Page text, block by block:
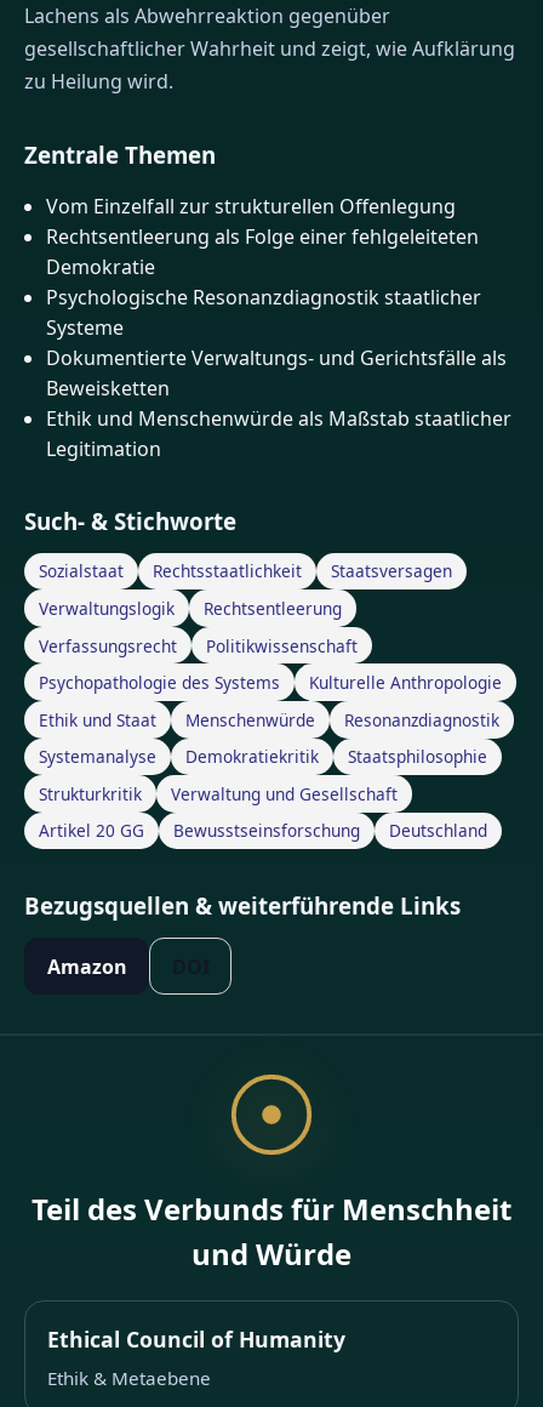
Lachens als Abwehrreaktion gegenüber
gesellschaftlicher Wahrheit und zeigt, wie Aufklärung
zu Heilung wird.
Zentrale Themen
Vom Einzelfall zur strukturellen Offenlegung
Rechtsentleerung als Folge einer fehlgeleiteten
Demokratie
Psychologische Resonanzdiagnostik staatlicher
Systeme
Dokumentierte Verwaltungs- und Gerichtsfälle als
Beweisketten
Ethik und Menschenwürde als Maßstab staatlicher
Legitimation
Such- & Stichworte
Sozialstaat Rechtsstaatlichkeit
Staatsversagen
Verwaltungslogik
Rechtsentleerung
Verfassungsrecht
Politikwissenschaft
Psychopathologie des Systems
Kulturelle Anthropologie
Ethik und Staat
Menschenwürde
Resonanzdiagnostik
Systemanalyse
Demokratiekritik
Staatsphilosophie
Strukturkritik
Verwaltung und Gesellschaft
Artikel 20 GG
Bewusstseinsforschung Deutschland
Bezugsquellen & weiterführende Links
Amazon
Teil des Verbunds für Menschheit
und Würde
Ethical Council of Humanity
Ethik & Metaebene